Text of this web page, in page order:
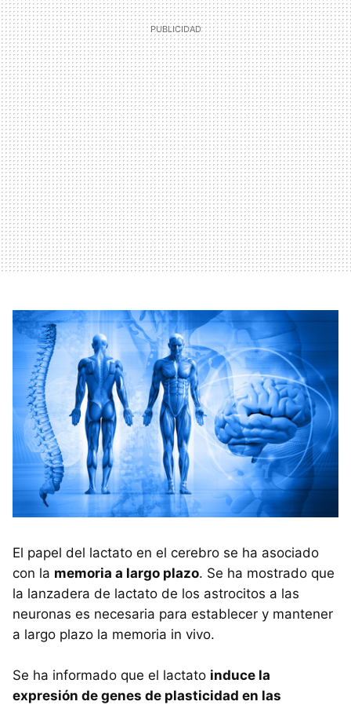
El papel del lactato en el cerebro se ha asociado
con la memoria a largo plazo. Se ha mostrado que
la lanzadera de lactato de los astrocitos a las
neuronas es necesaria para establecer y mantener
a largo plazo la memoria in vivo.
Se ha informado que el lactato induce la
expresión de genes de plasticidad en las